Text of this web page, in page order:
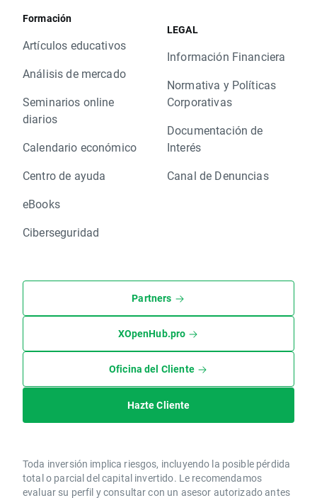
Formación
Artículos educativos
Análisis de mercado
Seminarios online
diarios
Calendario económico
Centro de ayuda
eBooks
Ciberseguridad
LEGAL
Información Financiera
Normativa y Políticas
Corporativas
Documentación de
Interés
Canal de Denuncias
Partners
XOpenHub.pro
Oficina del Cliente
Hazte Cliente
Toda inversión implica riesgos, incluyendo la posible pérdida
total o parcial del capital invertido. Le recomendamos
evaluar su perfil y consultar con un asesor autorizado antes